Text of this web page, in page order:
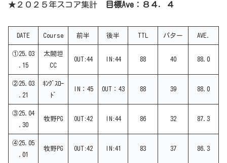
★２０２５年スコア集計 目標Ave：８４．４
DATE Course 前半 後半 TTL パター AVE.
①25.03
.15
太閤坦
CC
OUT:44 IN:44 88 40 88.0
②25.03
.21
ｷﾝｸﾞｽﾛｰ
ﾄﾞ
IN：45 OUT：43 88 39 88.0
③25.04
.30
牧野PG OUT:42 IN:44 86 32 87.3
④25.05
.01
牧野PG OUT:42 IN:41 83 37 86.3